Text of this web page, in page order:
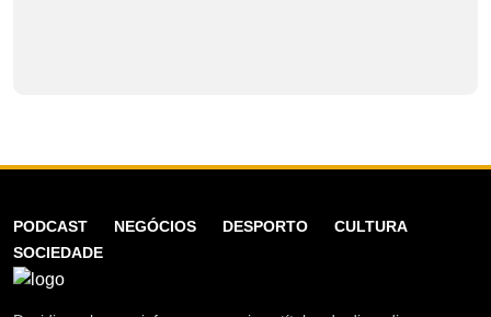
PODCAST NEGÓCIOS DESPORTO
CULTURA
SOCIEDADE